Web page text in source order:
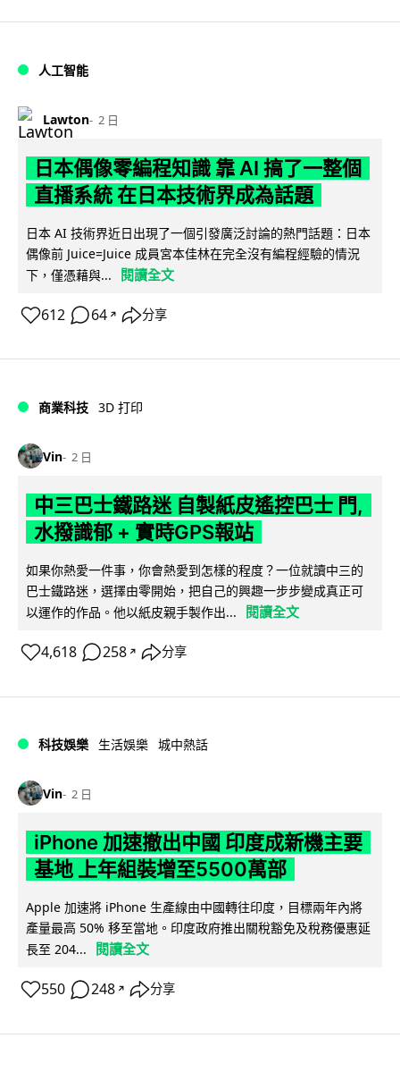
人工智能
Lawton 2 日
日本偶像零編程知識 靠 AI 搞了一整個
直播系統 在日本技術界成為話題
日本 AI 技術界近日出現了一個引發廣泛討論的熱門話題：日本
偶像前 Juice=Juice 成員宮本佳林在完全沒有編程經驗的情況
下，僅憑藉與...
閱讀全文
612 64 ↗ 分享
商業科技 3D 打印
Vin 2 日
中三巴士鐵路迷 自製紙皮遙控巴士 門,
水撥識郁 + 實時GPS報站
如果你熱愛一件事，你會熱愛到怎樣的程度？一位就讀中三的
巴士鐵路迷，選擇由零開始，把自己的興趣一步步變成真正可
以運作的作品。他以紙皮親手製作出...
閱讀全文
4,618 258 ↗ 分享
科技娛樂 生活娛樂 城中熱話
Vin 2 日
iPhone 加速撤出中國 印度成新機主要
基地 上年組裝增至5500萬部
Apple 加速將 iPhone 生產線由中國轉往印度，目標兩年內將
產量最高 50% 移至當地。印度政府推出關稅豁免及稅務優惠延
長至 204...
閱讀全文
550 248 ↗ 分享